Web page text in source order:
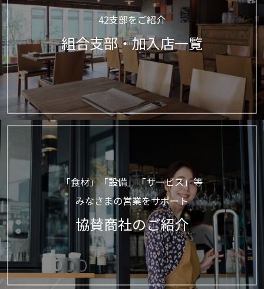
42支部をご紹介
組合支部・加入店一覧
「食材」「設備」「サービス」等
みなさまの営業をサポート
協賛商社のご紹介